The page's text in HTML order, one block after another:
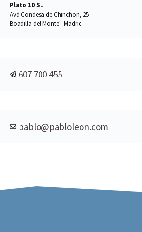
Plato 10 SL
Avd Condesa de Chinchon, 25
Boadilla del Monte - Madrid
607 700 455
pablo@pabloleon.com